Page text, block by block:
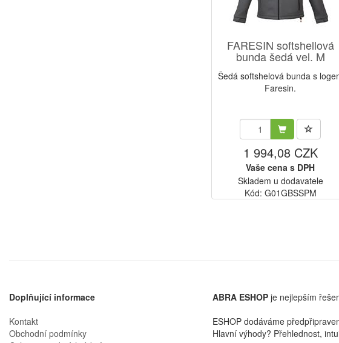
FARESIN softshellová
bunda šedá vel. M
Šedá softshelová bunda s
Faresin.
1 994,08 CZK
Vaše cena s DPH
Skladem u dodavatele
Kód: G01GBSSPM
Doplňující informace
Kontakt
Obchodní podmínky
ABRA ESHOP je nejlepším
ESHOP dodáváme
Hlavní výhody? Přehlednost,